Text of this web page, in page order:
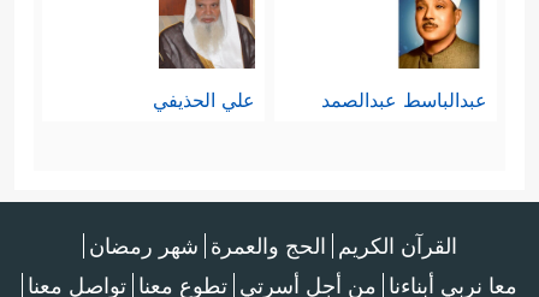
عبدالباسط عبدالصمد علي الحذيفي
القرآن الكريم الحج والعمرة شهر رمضان
معا نربي أبناءنا من أجل أسرتي تطوع معنا تواصل معنا